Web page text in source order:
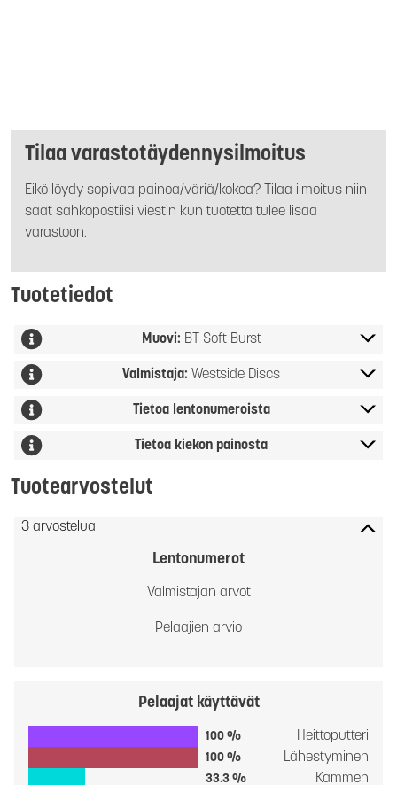
Tilaa varastotäydennysilmoitus
Eikö löydy sopivaa painoa/väriä/kokoa? Tilaa ilmoitus niin
saat sähköpostiisi viestin kun tuotetta tulee lisää
varastoon.
Tuotetiedot
Muovi: BT Soft Burst
Valmistaja: Westside Discs
Tietoa lentonumeroista
Tietoa kiekon painosta
Tuotearvostelut
3 arvostelua
Lentonumerot
Valmistajan arvot
Pelaajien arvio
Pelaajat käyttävät
100 % Heittoputteri
100 % Lähestyminen
33.3 % Kämmen